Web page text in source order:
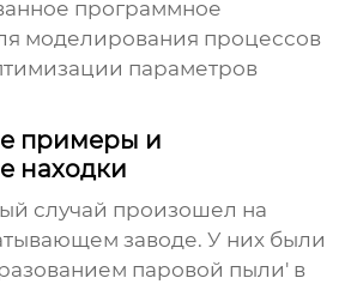
программное
моделирования процессов
параметров
примеры и
находки
случай произошел на
заводе. У них были
паровой пыли' в